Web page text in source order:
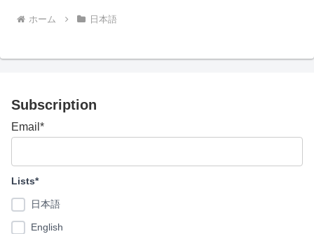
ホーム 日本語
Subscription
Email*
Lists*
日本語
English